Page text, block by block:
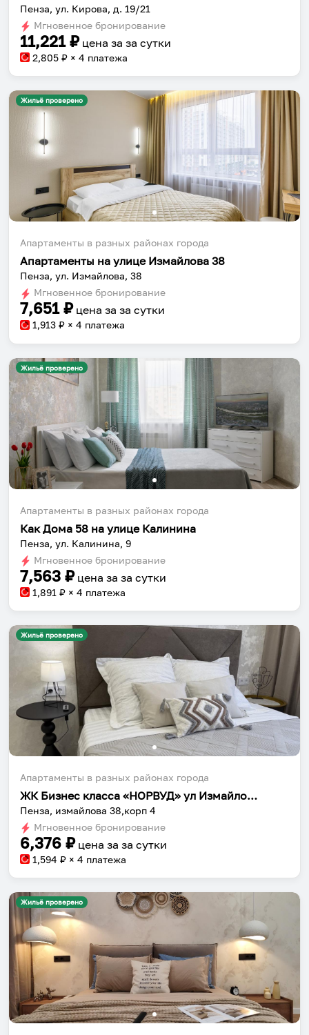
Пенза, ул. Кирова, д. 19/21
Мгновенное бронирование
11,221₽ цена за за сутки
2,805 ₽ × 4 платежа
Жильё проверено
Апартаменты в разных районах города
Апартаменты на улице Измайлова 38
Пенза, ул. Измайлова, 38
Мгновенное бронирование
7,651₽ цена за за сутки
1,913 ₽ × 4 платежа
Жильё проверено
Апартаменты в разных районах города
Как Дома 58 на улице Калинина
Пенза, ул. Калинина, 9
Мгновенное бронирование
7,563 ₽ цена за за сутки
1,891 ₽ × 4 платежа
Жильё проверено
Апартаменты в разных районах города
ЖК Бизнес класса «НОРВУД» ул Измайлова 38, кор 4
Пенза, измайлова 38,корп 4
Мгновенное бронирование
6,376 ₽ цена за за сутки
1,594 ₽ × 4 платежа
Жильё проверено